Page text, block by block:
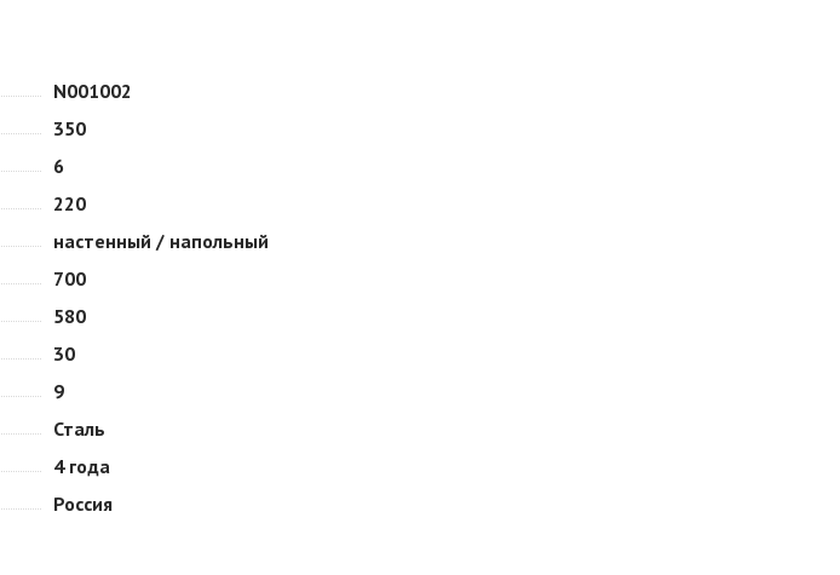
N001002
350
6
220
настенный / напольный
700
580
30
9
Сталь
4 года
Россия